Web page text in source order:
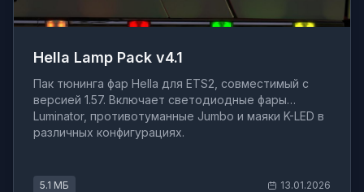
Hella Lamp Pack v4.1
Пак тюнинга фар Hella для ETS2, совместимый с
версией 1.57. Включает светодиодные фары
Luminator, противотуманные Jumbo и маяки K-LED в
различных конфигурациях.
5.1 МБ 13.01.2026